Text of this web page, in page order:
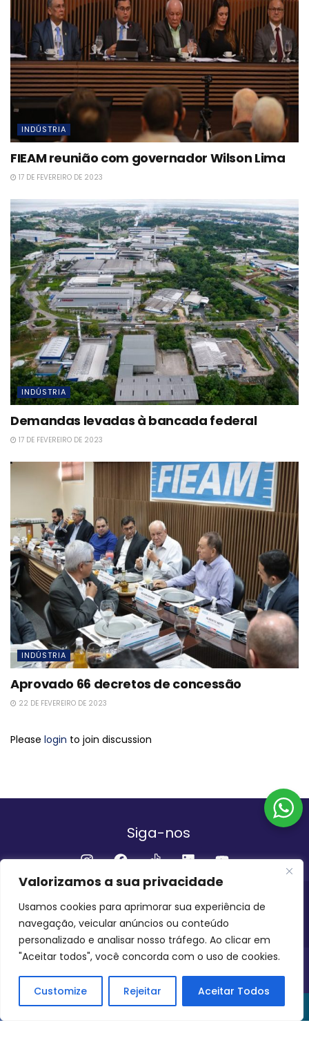
Valorizamos a sua privacidade
Usamos cookies para aprimorar sua experiência de
navegação, veicular anúncios ou conteúdo
personalizado e analisar nosso tráfego. Ao clicar em
"Aceitar todos", você concorda com o uso de cookies.
Customize Rejeitar Aceitar Todos
INDÚSTRIA
FIEAM reunião com governador Wilson Lima
17 DE FEVEREIRO DE 2023
INDÚSTRIA
Demandas levadas à bancada federal
17 DE FEVEREIRO DE 2023
INDÚSTRIA
Aprovado 66 decretos de concessão
22 DE FEVEREIRO DE 2023
Please login to join discussion
Siga-nos
Institucional
QUEM SOMOS FALE CONOSCO
INVEST AMAZÔNIA BRASIL
COPYRIGHT 2024 - 2026